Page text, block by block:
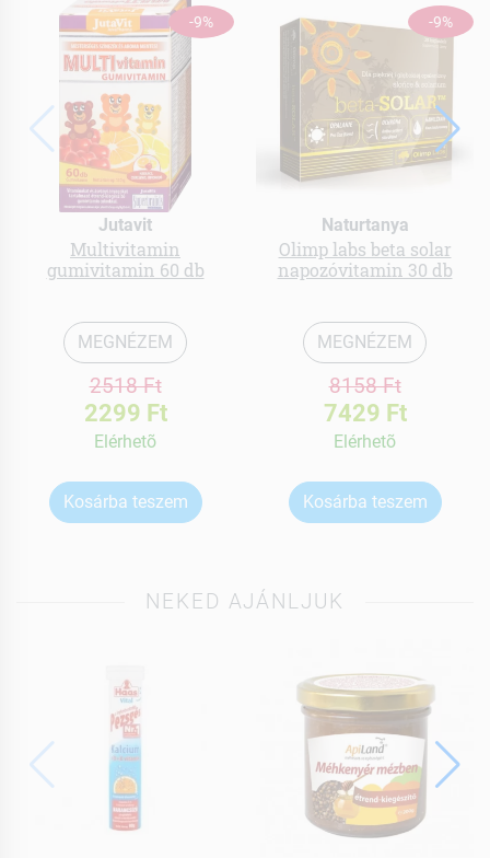
-9%
Jutavit
Multivitamin
gumivitamin 60 db
MEGNÉZEM
2518 Ft
2299 Ft
Elérhetõ
Kosárba teszem
-9%
Naturtanya
Olimp labs beta solar
napozóvitamin 30 db
MEGNÉZEM
8158 Ft
7429 Ft
Elérhetõ
Kosárba teszem
NEKED AJÁNLJUK